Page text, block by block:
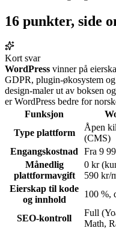
16 punkter, side
Kort svar
WordPress vinner på
GDPR, plugin-økosystem og
design-maler ut av boksen
er WordPress bedre for
Funksjon
Type plattform
Åpen
(CMS)
Engangskostnad Fra 9
Månedlig
plattformavgift
0 kr
590 kr/
Eierskap til kode
og innhold
100 %,
SEO-kontroll
Full
Math,